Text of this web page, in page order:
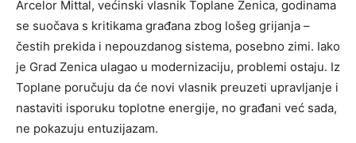
Arcelor Mittal, većinski vlasnik Toplane Zenica, godinama
se suočava s kritikama građana zbog lošeg grijanja –
čestih prekida i nepouzdanog sistema, posebno zimi. Iako
je Grad Zenica ulagao u modernizaciju, problemi ostaju. Iz
Toplane poručuju da će novi vlasnik preuzeti upravljanje i
nastaviti isporuku toplotne energije, no građani već sada,
ne pokazuju entuzijazam.